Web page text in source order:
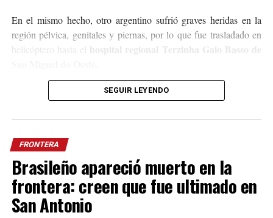
En el mismo hecho, otro argentino sufrió graves heridas en la
región pélvica, genitales y piernas, por lo que fue trasladado en
helicóptero hasta el hospital regional Terzinha Gaio Basso de
En el lugar trabajaron efectivos de Bomberos y de la Policía
local, quienes iniciaron las correspondientes averiguaciones para
determinar en qué circunstancias se produjo el trágico accidente.
SEGUIR LEYENDO
FRONTERA
Brasileño apareció muerto en la
frontera: creen que fue ultimado en
San Antonio